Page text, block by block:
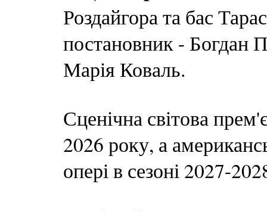
Роздайгора та бас
постановник - Богдан
Марія Коваль.
Сценічна світова
2026 року, а
опері в сезоні 2027-